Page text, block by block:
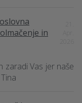
in
zaradi Vas jer naše